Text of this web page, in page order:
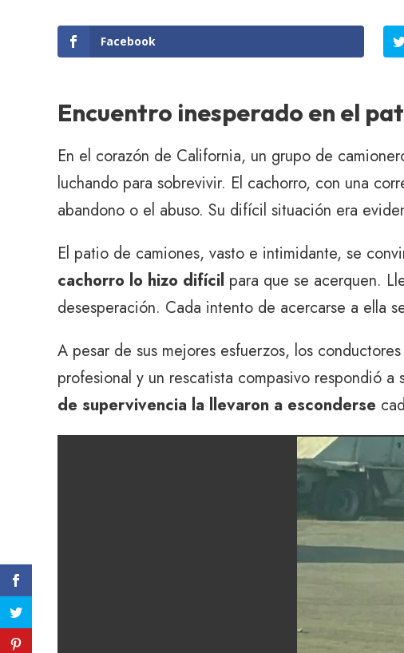
Facebook
Encuentro inesperado en el
En el corazón de California, un grupo de
luchando para sobrevivir. El cachorro, con una
abandono o el abuso. Su difícil situación era
El patio de camiones, vasto e intimidante, se
cachorro lo hizo difícil para que se acerquen.
desesperación. Cada intento de acercarse a ella
A pesar de sus mejores esfuerzos, los
profesional y un rescatista compasivo respondió
de supervivencia la llevaron a esconderse